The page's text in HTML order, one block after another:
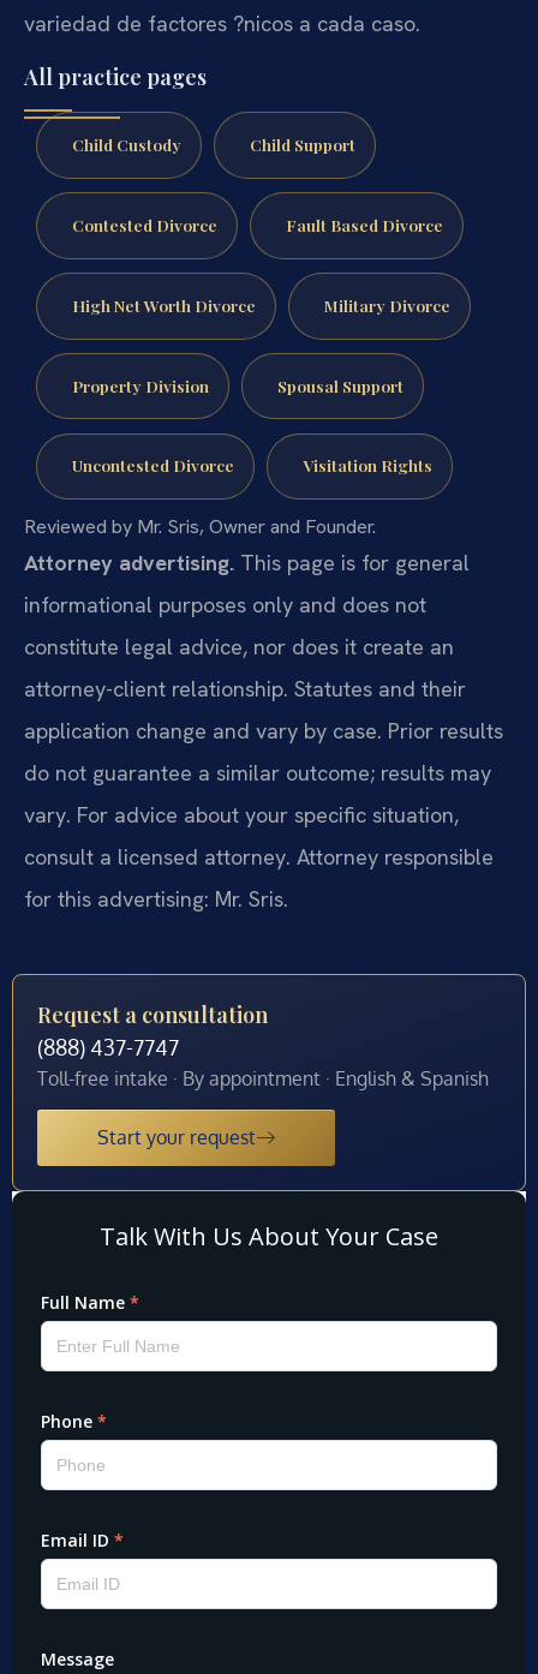
variedad de factores ?nicos a cada caso.
All practice pages
Child Custody Child Support
Contested Divorce Fault Based Divorce
High Net Worth Divorce Military Divorce
Property Division Spousal Support
Uncontested Divorce Visitation Rights
Reviewed by Mr. Sris, Owner and Founder.
Attorney advertising. This page is for general
informational purposes only and does not
constitute legal advice, nor does it create an
attorney-client relationship. Statutes and their
application change and vary by case. Prior results
do not guarantee a similar outcome; results may
vary. For advice about your specific situation,
consult a licensed attorney. Attorney responsible
for this advertising: Mr. Sris.
Request a consultation
(888) 437-7747
Toll-free intake · By appointment · English & Spanish
Start your request